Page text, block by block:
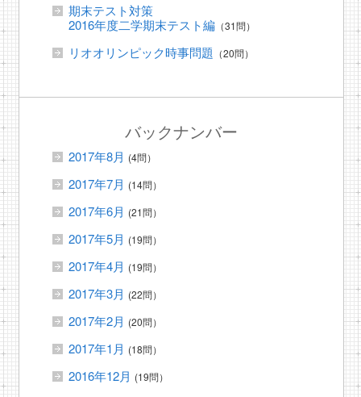
期末テスト対策
2016年度二学期末テスト編（31問）
リオオリンピック時事問題 （20問）
バックナンバー
2017年8月 (4問）
2017年7月 (14問）
2017年6月 (21問）
2017年5月 (19問）
2017年4月 (19問）
2017年3月 (22問）
2017年2月 (20問）
2017年1月 (18問）
2016年12月 (19問）